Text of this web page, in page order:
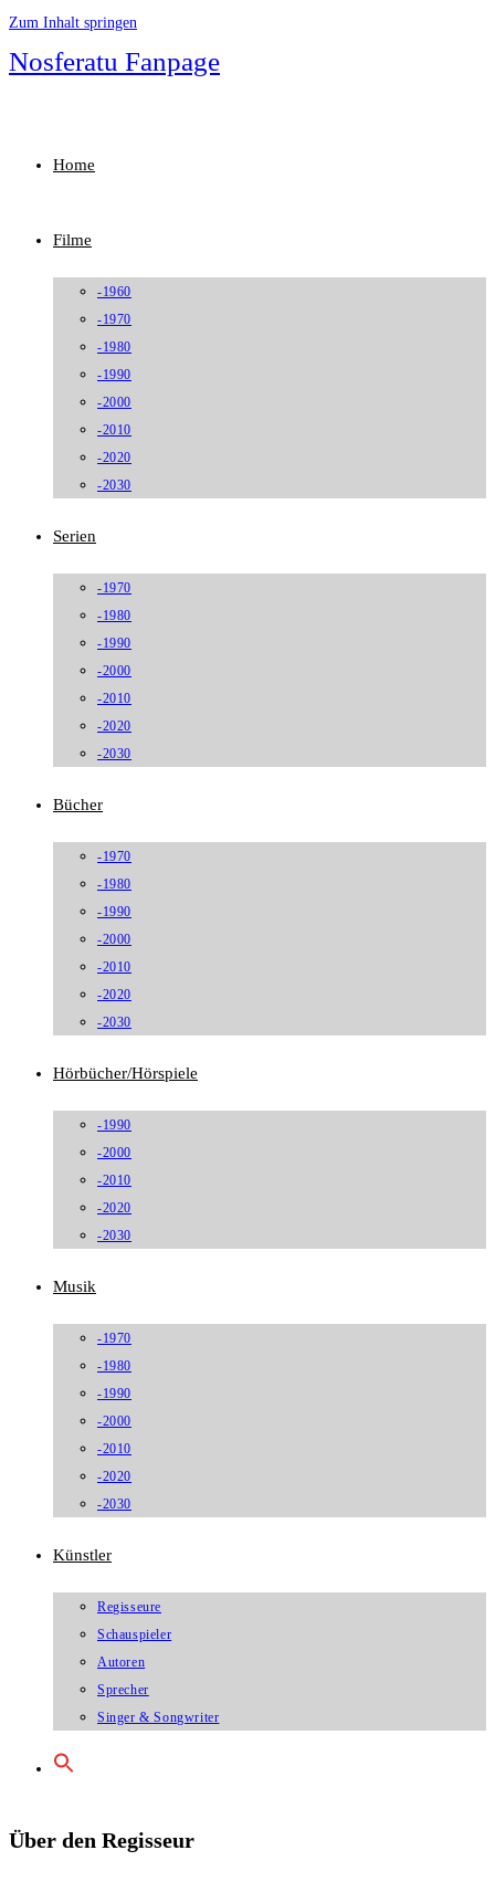
Zum Inhalt springen
Nosferatu Fanpage
Home
Filme
-1960
-1970
-1980
-1990
-2000
-2010
-2020
-2030
Serien
-1970
-1980
-1990
-2000
-2010
-2020
-2030
Bücher
-1970
-1980
-1990
-2000
-2010
-2020
-2030
Hörbücher/Hörspiele
-1990
-2000
-2010
-2020
-2030
Musik
-1970
-1980
-1990
-2000
-2010
-2020
-2030
Künstler
Regisseure
Schauspieler
Autoren
Sprecher
Singer & Songwriter
Über den Regisseur